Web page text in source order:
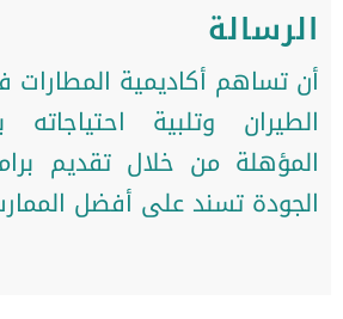
الرسالة
أن تساهم أكاديمية
الطيران وتلبية احتياجاته
المؤهلة من خلال تقديم
الجودة تسند على أفضل